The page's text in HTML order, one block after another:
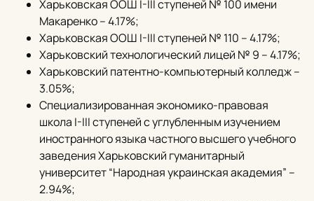
Харьковская ООШ I-III ступеней № 100 имени
Макаренко – 4.17%;
Харьковская ООШ I-III ступеней № 110 – 4.17%;
Харьковский технологический лицей № 9 – 4.17%;
Харьковский патентно-компьютерный колледж –
3.05%;
Специализированная экономико-правовая
школа I-III ступеней с углубленным изучением
иностранного языка частного высшего учебного
заведения Харьковский гуманитарный
университет “Народная украинская академия” –
2.94%;